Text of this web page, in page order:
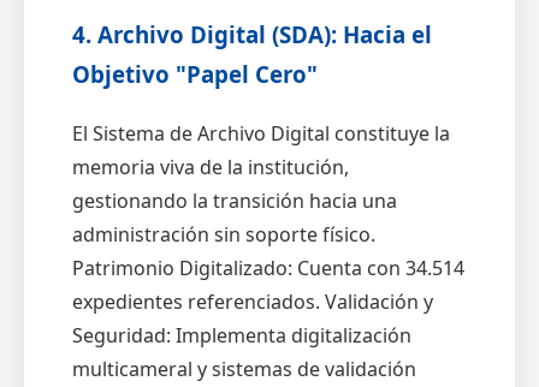
4. Archivo Digital (SDA): Hacia el
Objetivo "Papel Cero"
El Sistema de Archivo Digital constituye la
memoria viva de la institución,
gestionando la transición hacia una
administración sin soporte físico.
Patrimonio Digitalizado: Cuenta con 34.514
expedientes referenciados. Validación y
Seguridad: Implementa digitalización
multicameral y sistemas de validación